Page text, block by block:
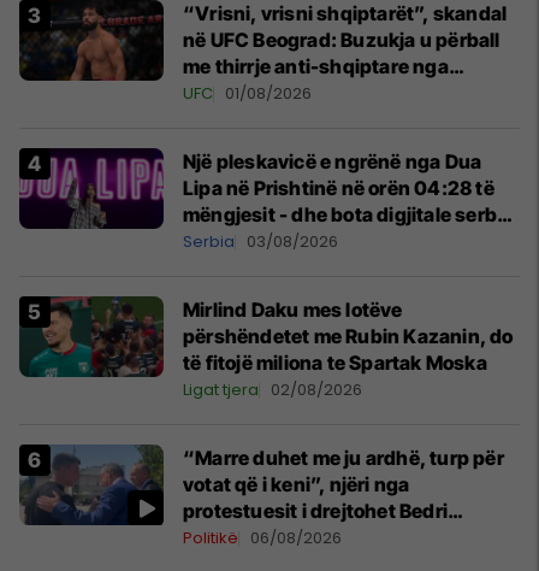
“Vrisni, vrisni shqiptarët”, skandal
në UFC Beograd: Buzukja u përball
me thirrje anti-shqiptare nga
tribunat
UFC 01/08/2026
Një pleskavicë e ngrënë nga Dua
Lipa në Prishtinë në orën 04:28 të
mëngjesit - dhe bota digjitale serbe
shpall gjendjen e luftës
Serbia 03/08/2026
Mirlind Daku mes lotëve
përshëndetet me Rubin Kazanin, do
të fitojë miliona te Spartak Moska
Ligat tjera 02/08/2026
“Marre duhet me ju ardhë, turp për
votat që i keni”, njëri nga
protestuesit i drejtohet Bedri
Hamzës
Politikë 06/08/2026